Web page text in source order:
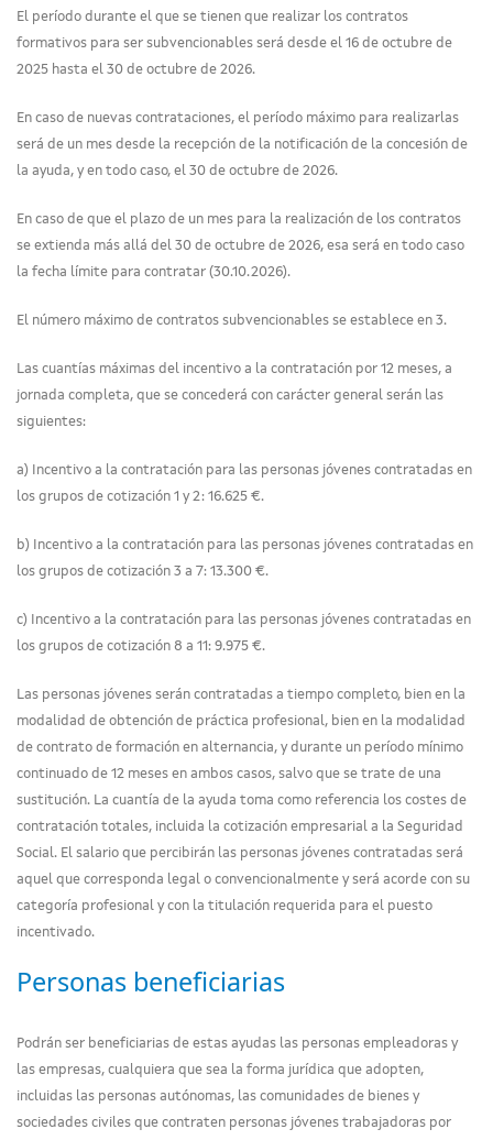
El período durante el que se tienen que realizar los contratos
formativos para ser subvencionables será desde el 16 de octubre de
2025 hasta el 30 de octubre de 2026.
En caso de nuevas contrataciones, el período máximo para realizarlas
será de un mes desde la recepción de la notificación de la concesión de
la ayuda, y en todo caso, el 30 de octubre de 2026.
En caso de que el plazo de un mes para la realización de los contratos
se extienda más allá del 30 de octubre de 2026, esa será en todo caso
la fecha límite para contratar (30.10.2026).
El número máximo de contratos subvencionables se establece en 3.
Las cuantías máximas del incentivo a la contratación por 12 meses, a
jornada completa, que se concederá con carácter general serán las
siguientes:
a) Incentivo a la contratación para las personas jóvenes contratadas en
los grupos de cotización 1 y 2: 16.625 €.
b) Incentivo a la contratación para las personas jóvenes contratadas en
los grupos de cotización 3 a 7: 13.300 €.
c) Incentivo a la contratación para las personas jóvenes contratadas en
los grupos de cotización 8 a 11: 9.975 €.
Las personas jóvenes serán contratadas a tiempo completo, bien en la
modalidad de obtención de práctica profesional, bien en la modalidad
de contrato de formación en alternancia, y durante un período mínimo
continuado de 12 meses en ambos casos, salvo que se trate de una
sustitución. La cuantía de la ayuda toma como referencia los costes de
contratación totales, incluida la cotización empresarial a la Seguridad
Social. El salario que percibirán las personas jóvenes contratadas será
aquel que corresponda legal o convencionalmente y será acorde con su
categoría profesional y con la titulación requerida para el puesto
incentivado.
Personas beneficiarias
Podrán ser beneficiarias de estas ayudas las personas empleadoras y
las empresas, cualquiera que sea la forma jurídica que adopten,
incluidas las personas autónomas, las comunidades de bienes y
sociedades civiles que contraten personas jóvenes trabajadoras por